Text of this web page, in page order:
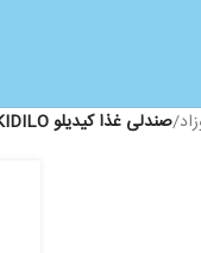
/صندلی غذا کیدیلو KIDILO مدل KD202